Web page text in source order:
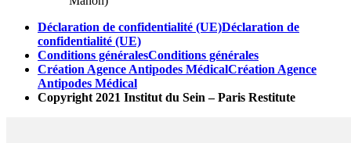
Déclaration de confidentialité (UE)Déclaration de
confidentialité (UE)
Conditions généralesConditions générales
Création Agence Antipodes MédicalCréation Agence
Antipodes Médical
Copyright 2021 Institut du Sein – Paris Restitute